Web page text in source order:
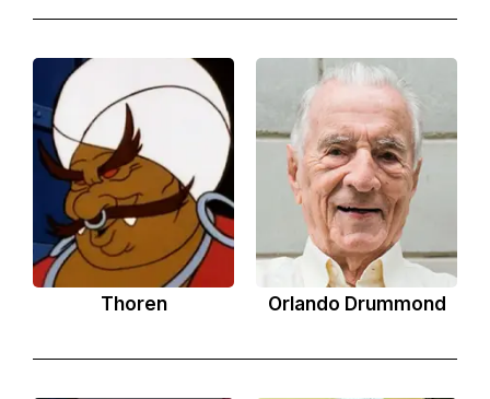
Thoren Orlando Drummond